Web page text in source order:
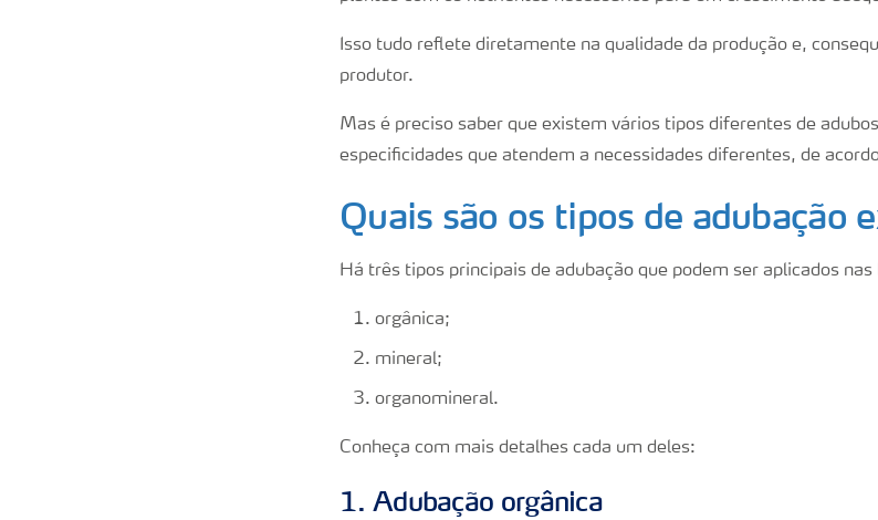
Isso tudo reflete diretamente na qualidade da produção e,
produtor.
Mas é preciso saber que existem vários tipos diferentes de
especificidades que atendem a necessidades diferentes, de
Quais são os tipos de adubação
Há três tipos principais de adubação que podem ser aplicados nas
orgânica;
mineral;
organomineral.
Conheça com mais detalhes cada um deles:
1. Adubação orgânica